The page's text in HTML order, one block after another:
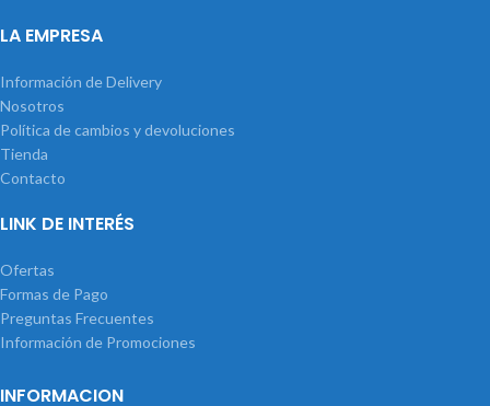
LA EMPRESA
Información de Delivery
Nosotros
Política de cambios y devoluciones
Tienda
Contacto
LINK DE INTERÉS
Ofertas
Formas de Pago
Preguntas Frecuentes
Información de Promociones
INFORMACION